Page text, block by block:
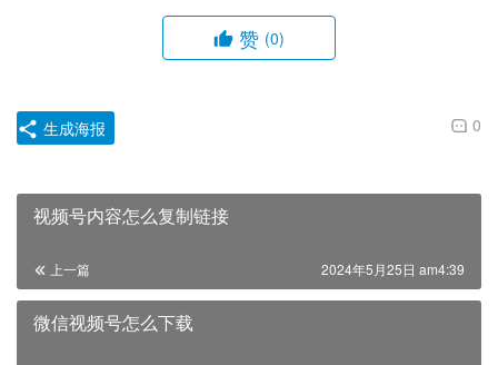
赞 (0)
0
生成海报
视频号内容怎么复制链接
上一篇 2024年5月25日 am4:39
微信视频号怎么下载